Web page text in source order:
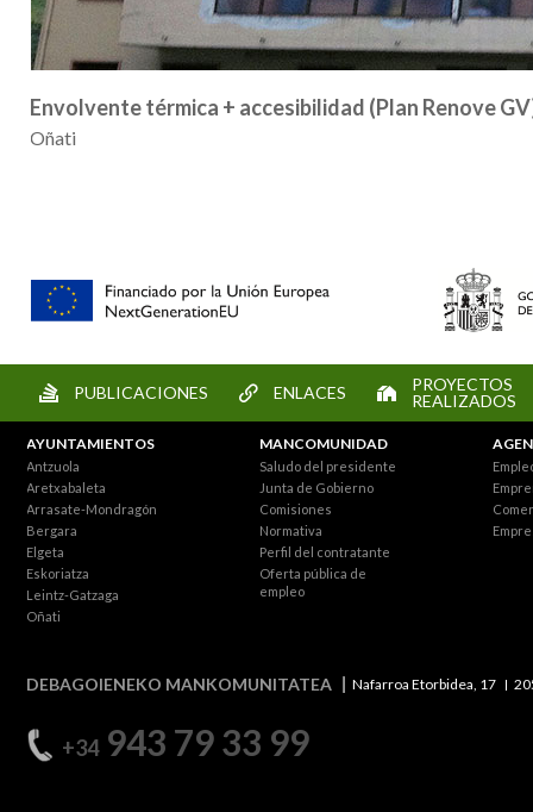
Envolvente térmica + accesibilidad (Plan Renove
Oñati
PUBLICACIONES ENLACES
PROYECTOS
REALIZADOS
AYUNTAMIENTOS
Antzuola
Aretxabaleta
Arrasate-Mondragón
Bergara
Elgeta
Eskoriatza
Leintz-Gatzaga
Oñati
MANCOMUNIDAD
Saludo del presidente
Junta de Gobierno
Comisiones
Normativa
Perfil del contratante
Oferta pública de
empleo
DEBAGOIENEKO MANKOMUNITATEA Nafarroa Etorbidea, 17
+34943 79 33 99